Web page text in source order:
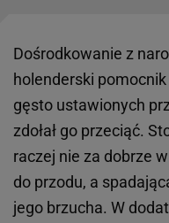
Dośrodkowanie z
holenderski
gęsto ustawionych
zdołał go przeciąć.
raczej nie za dobrze
do przodu, a
jego brzucha. W